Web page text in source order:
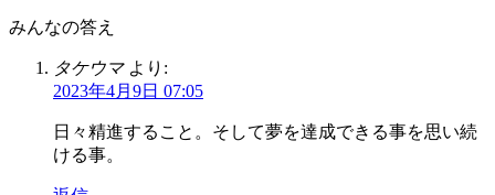
みんなの答え
タケウマ より:
2023年4月9日 07:05
日々精進すること。そして夢を達成できる事を思い続
ける事。